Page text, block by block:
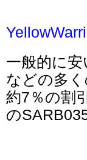
一般的に
などの多
約7％の割
の